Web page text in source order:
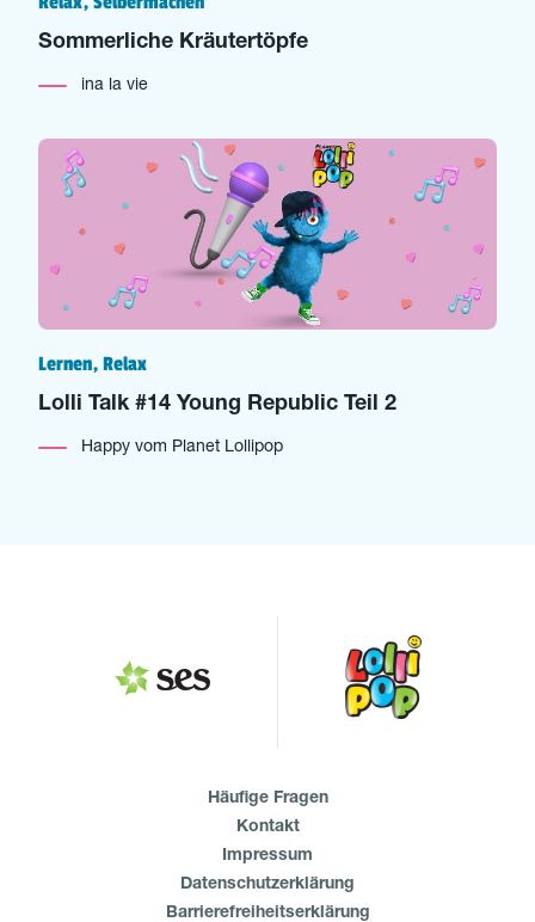
Sommerliche Kräutertöpfe
ina la vie
Lernen, Relax
Lolli Talk #14 Young Republic Teil 2
Happy vom Planet Lollipop
Häufige Fragen
Kontakt
Impressum
Datenschutzerklärung
Barrierefreiheitserklärung